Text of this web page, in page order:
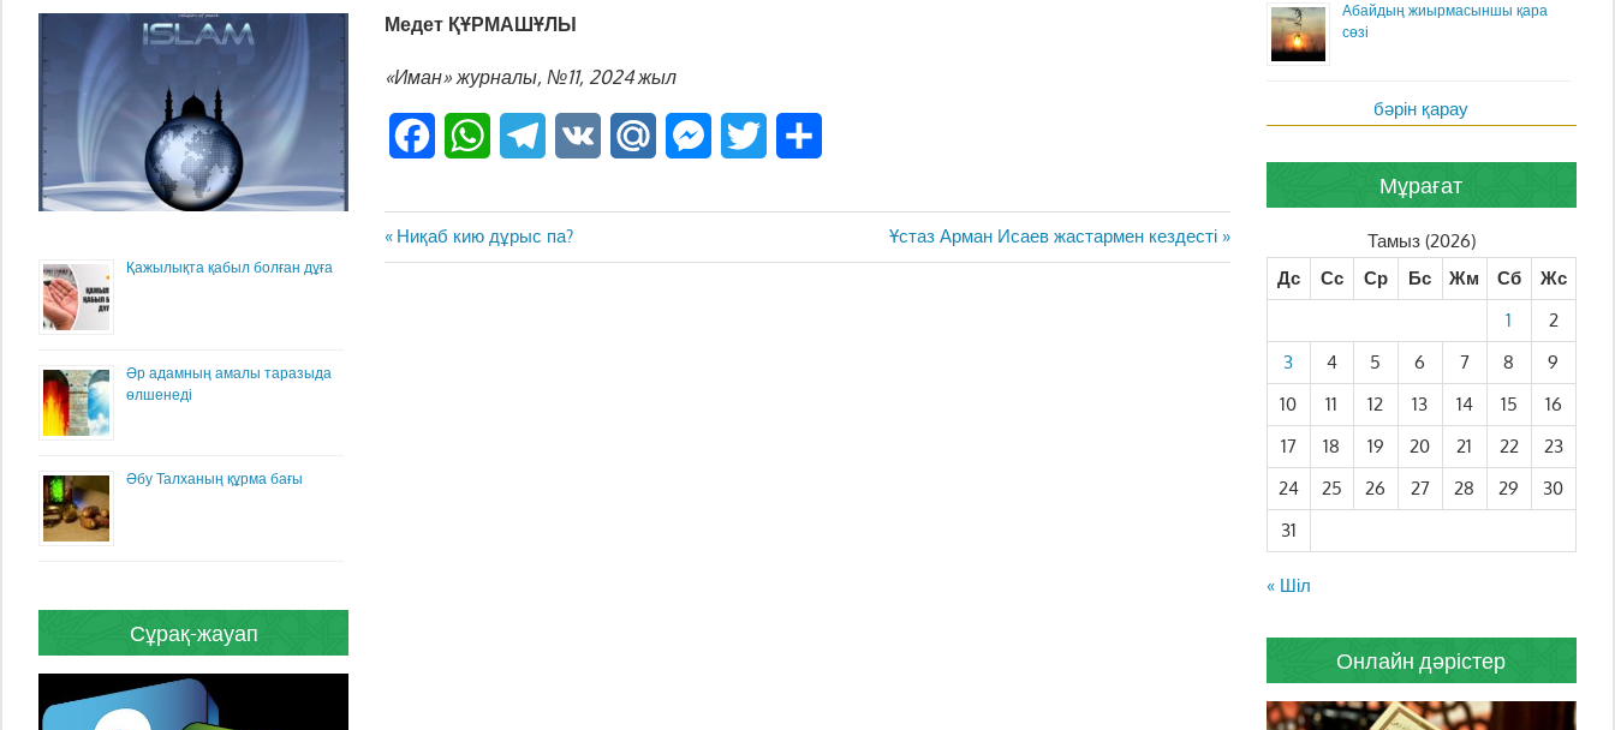
Медет ҚҰРМАШҰЛЫ
«Иман» журналы, №11, 2024 жыл
FacebookWhatsAppTelegram
VK Mail.Ru Messenger
Twitter
Жазба
навигациясы
Previous
Post:
Ниқаб кию дұрыс па?
Next
Post:
Ұстаз Арман Исаев жастармен кездесті
Қажылықта қабыл болған дұға
Әр адамның амалы таразыда
өлшенеді
Әбу Талханың құрма бағы
Сұрақ-жауап
Абайдың жиырмасыншы қара
сөзі
бәрін қарау
Мұрағат
Тамыз (2026)
Дс
Сс Ср Бс Жм Сб
Жс
1
2
3
4 5 6 7 8
9
10
11 12 13 14 15
16
17
18 19 20 21 22
23
24
25 26 27 28 29
30
31
« Шіл
Онлайн дәрістер